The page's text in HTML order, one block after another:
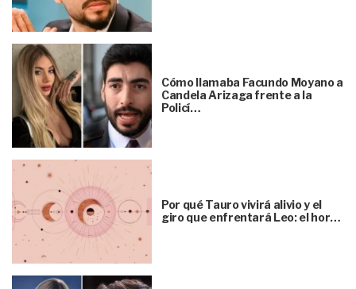
Cómo llamaba Facundo Moyano a
Candela Arizaga frente a la
Policí…
Por qué Tauro vivirá alivio y el
giro que enfrentará Leo: el hor…